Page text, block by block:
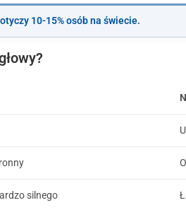
10-15% osób na świecie.
silnego